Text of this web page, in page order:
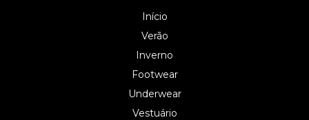
Início
Verão
Inverno
Footwear
Underwear
Vestuário